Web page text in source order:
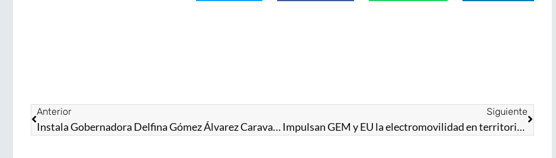
Anterior
Instala Gobernadora Delfina Gómez Álvarez Caravana de Salud por el Bienestar de Chalco
Siguiente
Impulsan GEM y EU la electromovilidad en territorio mexiquense